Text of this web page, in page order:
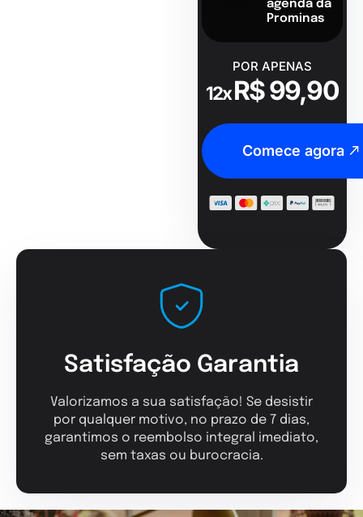
agenda da
Prominas
POR APENAS
12xR$ 99,90
Comece agora
Satisfação Garantia
Valorizamos a sua satisfação! Se desistir
por qualquer motivo, no prazo de 7 dias,
garantimos o reembolso integral imediato,
sem taxas ou burocracia.